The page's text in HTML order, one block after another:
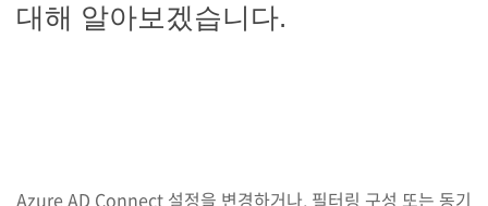
대해 알아보겠습니다.
Azure AD Connect 설정을 변경하거나, 필터링 구성 또는 동기